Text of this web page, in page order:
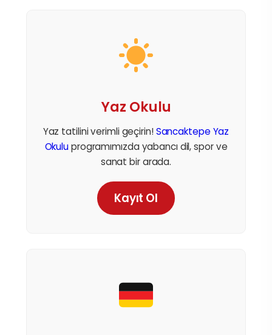
Yaz Okulu
Yaz tatilini verimli geçirin! Sancaktepe Yaz
Okuluprogramımızda yabancı dil, spor ve
sanat bir arada.
Kayıt Ol